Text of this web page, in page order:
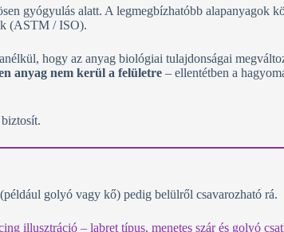
gyógyulás alatt. A legmegbízhatóbb alapanyagok
(ASTM / ISO).
hogy az anyag biológiai tulajdonságai
anyag nem kerül a felületre – ellentétben a
golyó vagy kő) pedig belülről csavarozható rá.